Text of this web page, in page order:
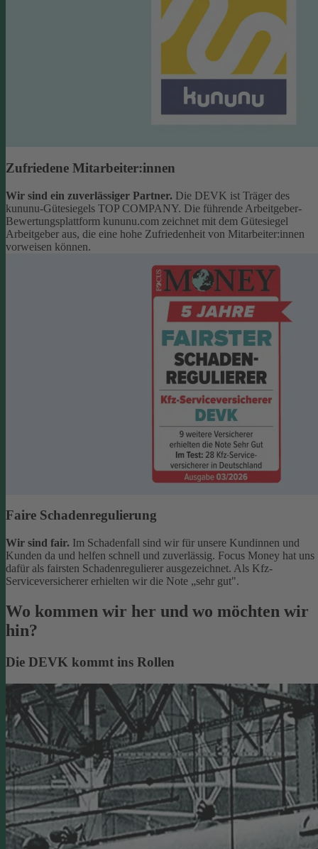
Zufriedene Mitarbeiter:innen
Wir sind ein zuverlässiger Partner. Die DEVK ist Träger des
kununu-Gütesiegels TOP COMPANY. Die führende Arbeitgeber-
Bewertungsplattform kununu.com zeichnet mit dem Gütesiegel
Arbeitgeber aus, die eine hohe Zufriedenheit von Mitarbeiter:innen
vorweisen können.
Faire Schadenregulierung
Wir sind fair. Im Schadenfall sind wir für unsere Kundinnen und
Kunden da und helfen schnell und zuverlässig. Focus Money hat uns
dafür als fairsten Schadenregulierer ausgezeichnet. Als Kfz-
Serviceversicherer erhielten wir die Note „sehr gut".
Wo kommen wir her und wo möchten wir
hin?
Die DEVK kommt ins Rollen